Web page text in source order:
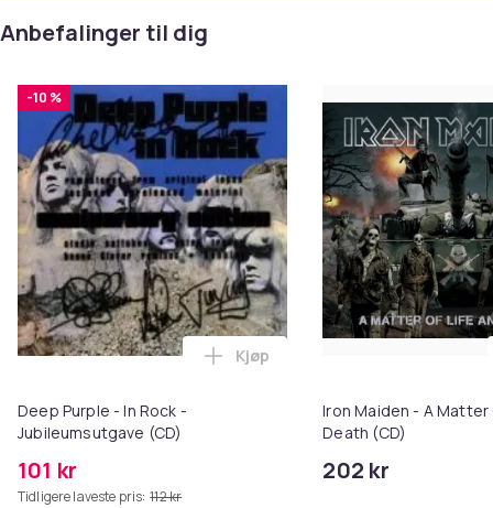
Anbefalinger til dig
-10 %
Deep Purple - In Rock -
Jubileumsutgave (CD)
101 kr
Tidligere laveste pris: 112 kr
Legg Deep Purple - In Rock -
Kjøp
Iron Maiden - A Matter
Death (CD)
202 kr